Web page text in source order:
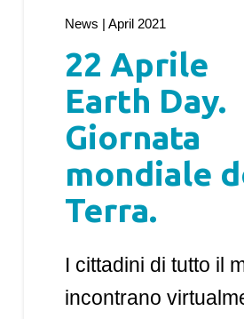
News | April 2021
22 Aprile
Earth Day.
Giornata
mondiale
Terra.
I cittadini di tutto il
incontrano